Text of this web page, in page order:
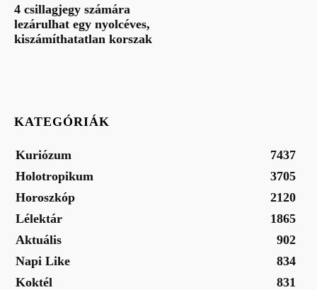
4 csillagjegy számára
lezárulhat egy nyolcéves,
kiszámíthatatlan korszak
KATEGÓRIÁK
Kuriózum
7437
Holotropikum
3705
Horoszkóp
2120
Lélektár
1865
Aktuális
902
Napi Like
834
Koktél
831